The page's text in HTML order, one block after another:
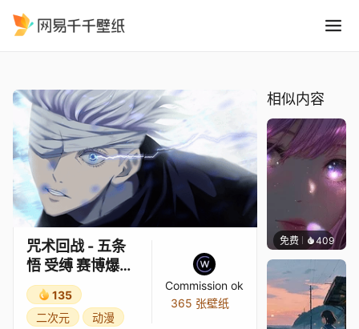
咒术回战 - 五条
悟 受缚 赛博爆裂
PC
135
二次元
动漫
Commission ok
365 张壁纸
相似内容
免费 409辰东